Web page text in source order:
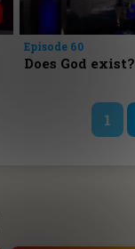
Episode 60
Does God exist?
1